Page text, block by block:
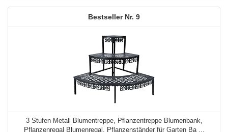
9
3 Stufen Metall Blumentreppe, Pflanzentreppe Blumenbank,
Pflanzenregal Blumenregal, Pflanzenständer für Garten Ba ...